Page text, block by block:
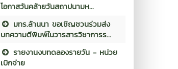
โอกาสวันคล้ายวันสถาปนามห...
มทร.ล้านนา ขอเชิญชวนร่วมส่ง
บทความตีพิมพ์ในวารสารวิชาการร...
รายงานงบทดลองรายวัน - หน่วย
เบิกจ่าย